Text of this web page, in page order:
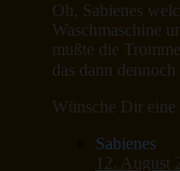
Oh, Sabienes
Waschmaschine
mußte die
das dann
Wünsche Dir
Sabienes
12. August